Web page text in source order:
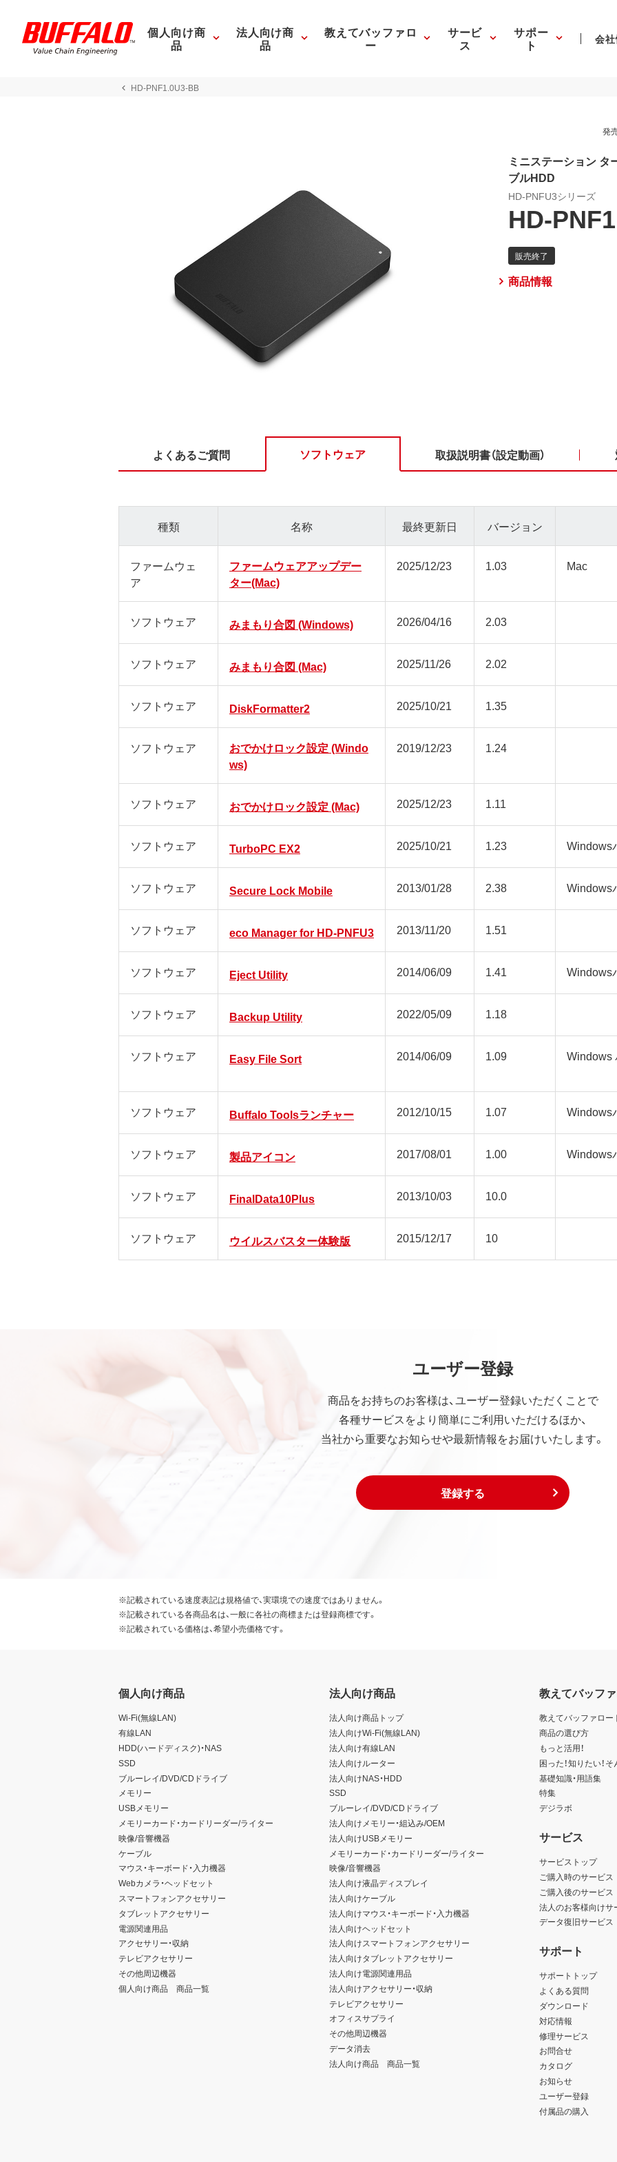
個人向け商
品
法人向け商
品
教えてバッファロ
ー
サービ
ス
サポー
ト 会
HD-PNF1.0U3-BB
発
ミニステーション タ
ブルHDD
HD-PNFU3シリーズ
HD-
商品情報
よくあるご質問 ソフトウェア 取扱説明書（設定動画）
種類 名称 最終更新日 バージョン
ファームウェ
ア
ファームウェアアップデー
ター(Mac)
2025/12/23 1.03 Mac
ソフトウェア みまもり合図 (Windows) 2026/04/16 2.03
ソフトウェア みまもり合図 (Mac) 2025/11/26 2.02
ソフトウェア DiskFormatter2 2025/10/21 1.35
ソフトウェア
おでかけロック設定 (Windo
ws)
2019/12/23 1.24
ソフトウェア おでかけロック設定 (Mac) 2025/12/23 1.11
ソフトウェア TurboPC EX2 2025/10/21 1.23 Windows
ソフトウェア Secure Lock Mobile 2013/01/28 2.38 Windows
ソフトウェア eco Manager for HD-PNFU3 2013/11/20 1.51
ソフトウェア Eject Utility 2014/06/09 1.41 Windows
ソフトウェア Backup Utility 2022/05/09 1.18
ソフトウェア Easy File Sort 2014/06/09 1.09 Windows
ソフトウェア Buffalo Toolsランチャー 2012/10/15 1.07 Windows
ソフトウェア 製品アイコン 2017/08/01 1.00 Windows
ソフトウェア FinalData10Plus 2013/10/03 10.0
ソフトウェア ウイルスバスター体験版 2015/12/17 10
ユーザー登録
商品をお持ちのお客様は、ユーザー登録いただくことで
各種サービスをより簡単にご利用いただけるほか、
当社から重要なお知らせや最新情報をお届けいたします。
登録する
※記載されている速度表記は規格値で、実環境での速度ではありません。
※記載されている各商品名は、一般に各社の商標または登録商標です。
※記載されている価格は、希望小売価格です。
個人向け商品
Wi-Fi(無線LAN)
有線LAN
HDD(ハードディスク)・NAS
SSD
ブルーレイ/DVD/CDドライブ
メモリー
USBメモリー
メモリーカード・カードリーダー/ライター
映像/音響機器
ケーブル
マウス・キーボード・入力機器
Webカメラ・ヘッドセット
スマートフォンアクセサリー
タブレットアクセサリー
電源関連用品
アクセサリー・収納
テレビアクセサリー
その他周辺機器
個人向け商品 商品一覧
法人向け商品
法人向け商品トップ
法人向けWi-Fi(無線LAN)
法人向け有線LAN
法人向けルーター
法人向けNAS・HDD
SSD
ブルーレイ/DVD/CDドライブ
法人向けメモリー・組込み/OEM
法人向けUSBメモリー
メモリーカード・カードリーダー/ライター
映像/音響機器
法人向け液晶ディスプレイ
法人向けケーブル
法人向けマウス・キーボード・入力機器
法人向けヘッドセット
法人向けスマートフォンアクセサリー
法人向けタブレットアクセサリー
法人向け電源関連用品
法人向けアクセサリー・収納
テレビアクセサリー
オフィスサプライ
その他周辺機器
データ消去
法人向け商品 商品一覧
教えてバッフ
教えてバッファロー
商品の選び方
もっと活用！
困った！知りたい！
基礎知識・用語集
特集
デジラボ
サービス
サービストップ
ご購入時のサービス
ご購入後のサービス
法人のお客様向けサ
データ復旧サービス
サポート
サポートトップ
よくある質問
ダウンロード
対応情報
修理サービス
お問合せ
カタログ
お知らせ
ユーザー登録
付属品の購入